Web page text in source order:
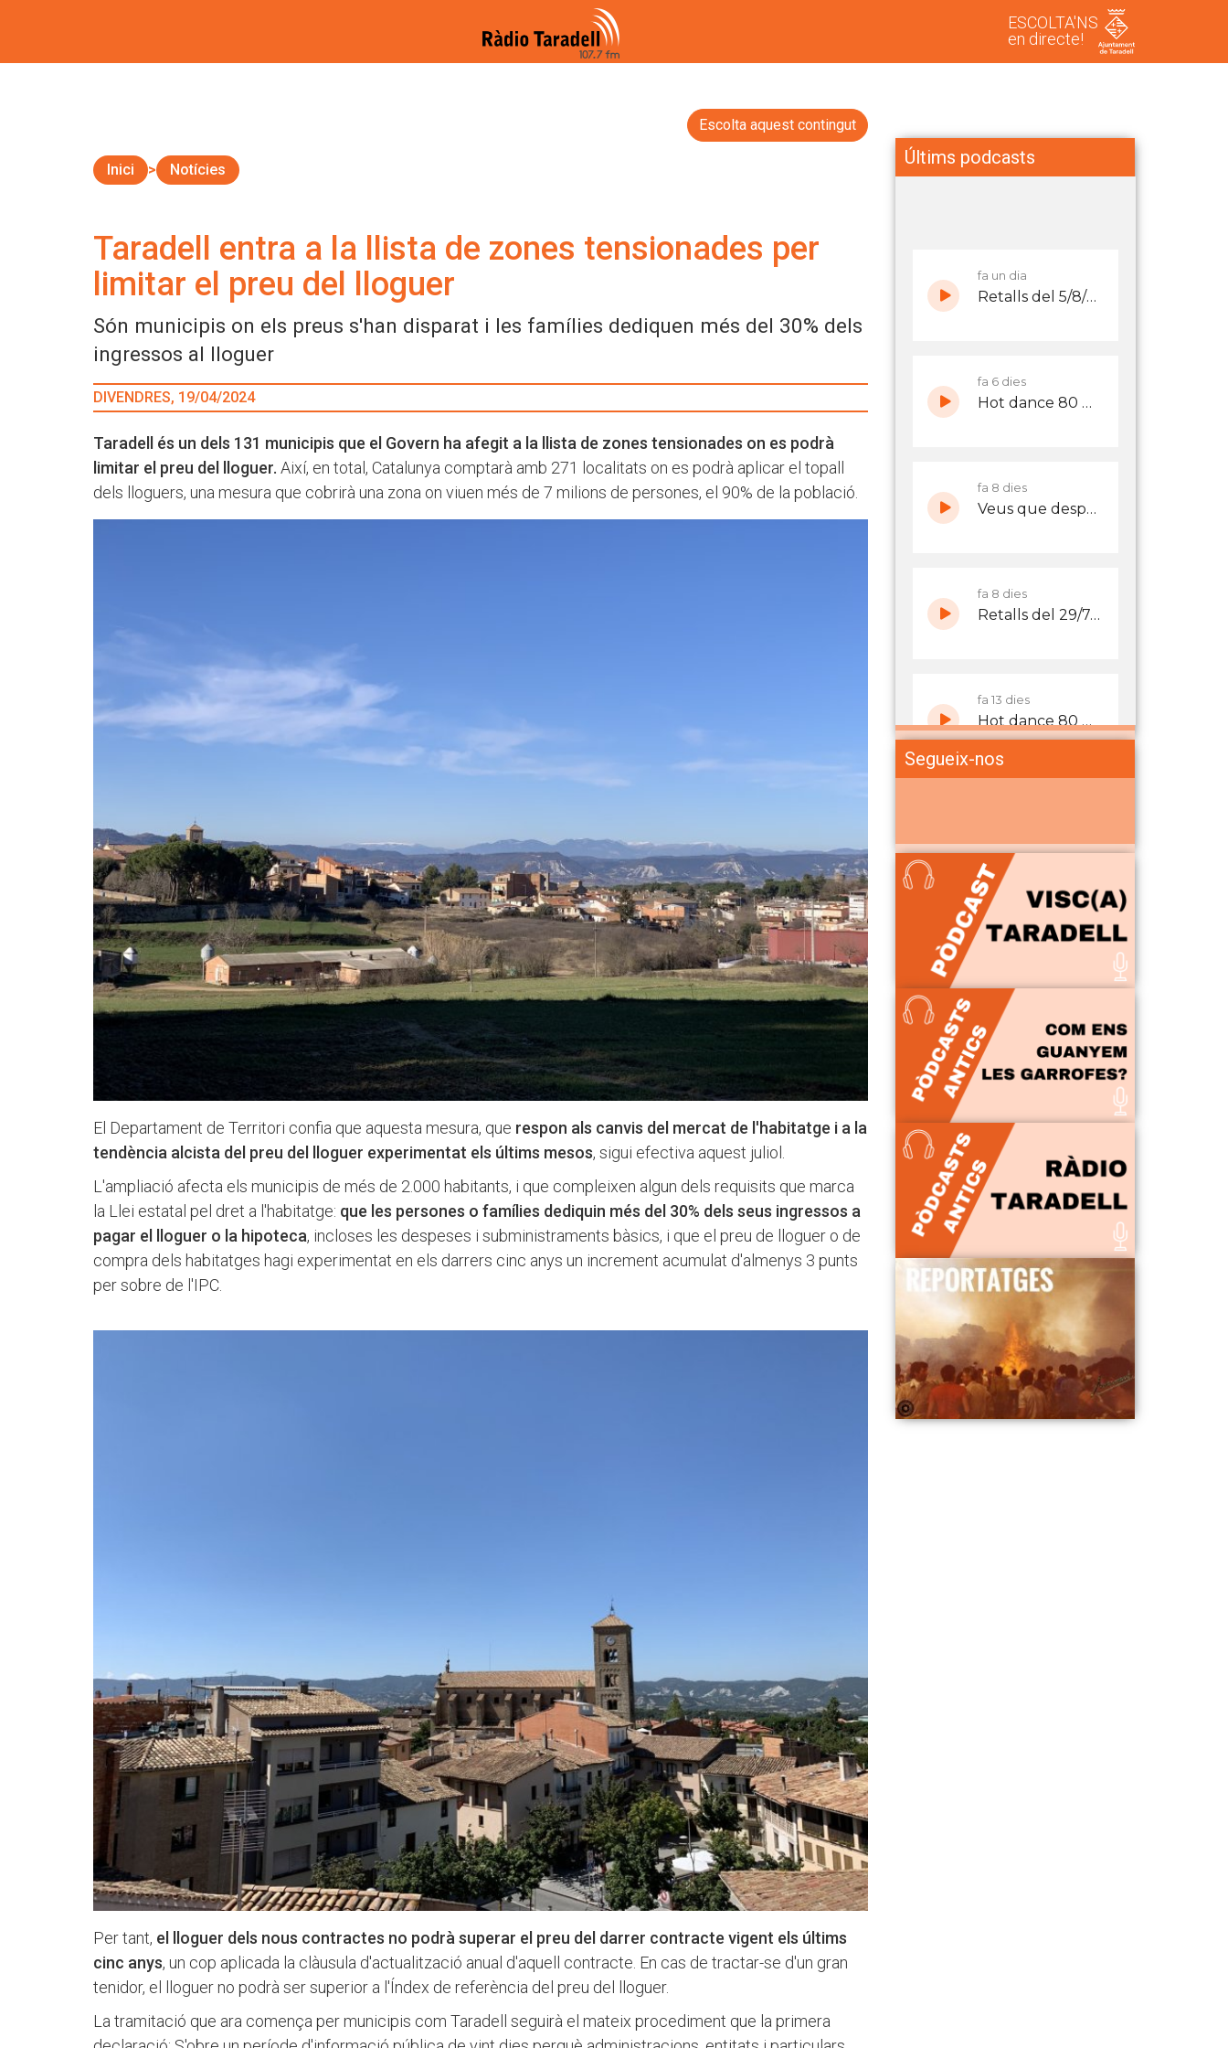
ESCOLTA'NS
en directe!
Escolta aquest contingut
Inici Notícies
Taradell entra a la llista de zones tensionades per
limitar el preu del lloguer
Són municipis on els preus s'han disparat i les famílies dediquen més del 30% dels
ingressos al lloguer
DIVENDRES, 19/04/2024
Taradell és un dels 131 municipis que el Govern ha afegit a la llista de zones tensionades on es podrà
limitar el preu del lloguer. Així, en total, Catalunya comptarà amb 271 localitats on es podrà aplicar el topall
dels lloguers, una mesura que cobrirà una zona on viuen més de 7 milions de persones, el 90% de la població.
El Departament de Territori confia que aquesta mesura, que respon als canvis del mercat de l'habitatge i a la
tendència alcista del preu del lloguer experimentat els últims mesos, sigui efectiva aquest juliol.
L'ampliació afecta els municipis de més de 2.000 habitants, i que compleixen algun dels requisits que marca
la Llei estatal pel dret a l'habitatge: que les persones o famílies dediquin més del 30% dels seus ingressos a
pagar el lloguer o la hipoteca, incloses les despeses i subministraments bàsics, i que el preu de lloguer o de
compra dels habitatges hagi experimentat en els darrers cinc anys un increment acumulat d'almenys 3 punts
per sobre de l'IPC.
Per tant, el lloguer dels nous contractes no podrà superar el preu del darrer contracte vigent els últims
cinc anys, un cop aplicada la clàusula d'actualització anual d'aquell contracte. En cas de tractar-se d'un gran
tenidor, el lloguer no podrà ser superior a l'Índex de referència del preu del lloguer.
La tramitació que ara comença per municipis com Taradell seguirà el mateix procediment que la primera
Últims podcasts
Segueix-nos